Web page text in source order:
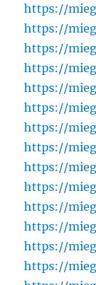
https://
https://
https://
https://
https://
https://
https://
https://
https://
https://
https://
https://
https://
https://